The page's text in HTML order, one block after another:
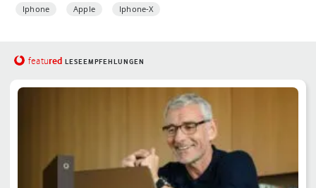
Iphone Apple Iphone-X
featured LESEEMPFEHLUNGEN